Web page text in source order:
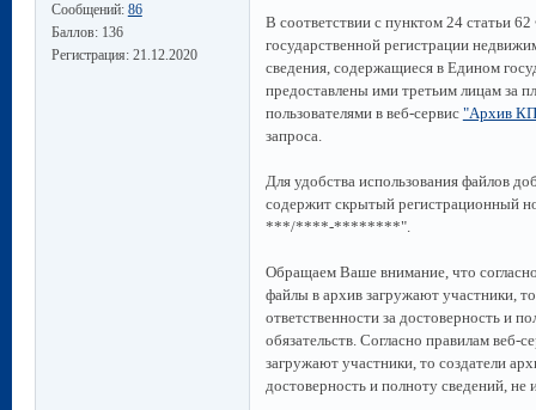
Сообщений: 86
Баллов: 136
Регистрация: 21.12.2020
В соответствии с пунктом 24 статьи
государственной регистрации
сведения, содержащиеся в Едином
предоставлены ими третьим лицам за
пользователями в веб-сервис "Архив
запроса.
Для удобства использования файлов
содержит скрытый регистрационный
***/****-********".
Обращаем Ваше внимание, что
файлы в архив загружают участники,
ответственности за достоверность и
обязательств. Согласно правилам
загружают участники, то создатели
достоверность и полноту сведений, не